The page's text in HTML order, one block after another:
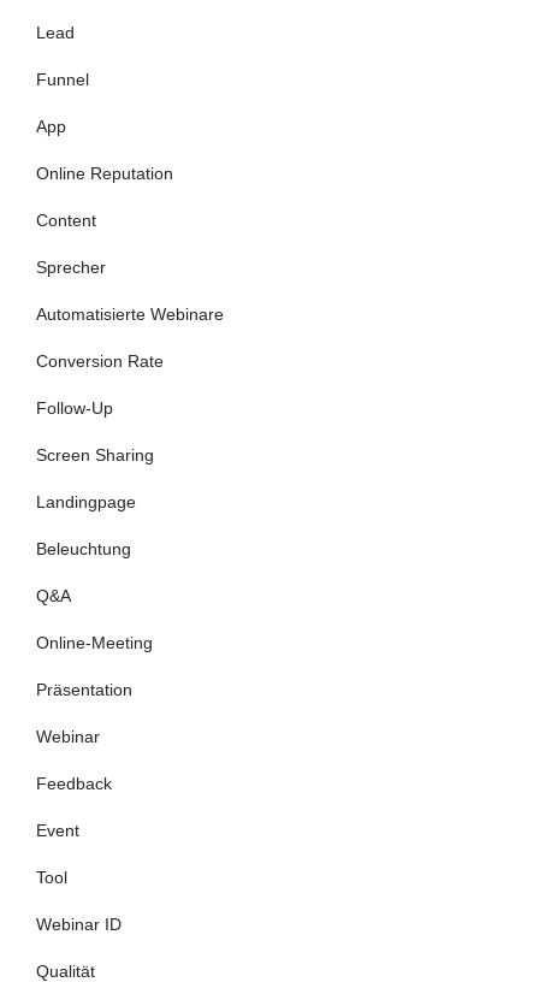
Lead
Funnel
App
Online Reputation
Content
Sprecher
Automatisierte Webinare
Conversion Rate
Follow-Up
Screen Sharing
Landingpage
Beleuchtung
Q&A
Online-Meeting
Präsentation
Webinar
Feedback
Event
Tool
Webinar ID
Qualität